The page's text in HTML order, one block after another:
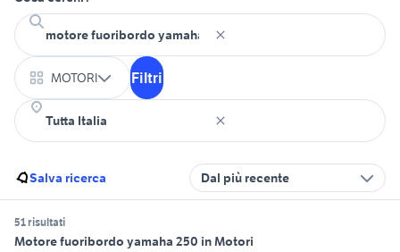
MOTORI Filtri
Salva ricerca Dal più recente
51 risultati
Motore fuoribordo yamaha 250 in Motori